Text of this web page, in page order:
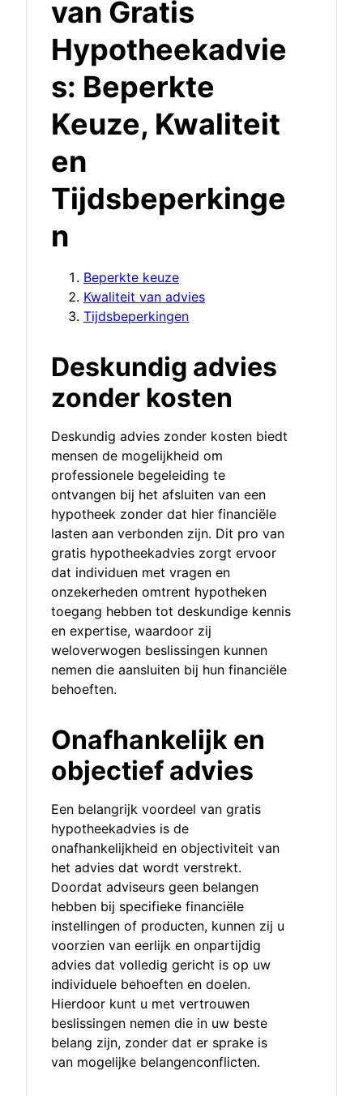
van Gratis
Hypotheekadvie
s: Beperkte
Keuze, Kwaliteit
en
Tijdsbeperkinge
n
Beperkte keuze
Kwaliteit van advies
Tijdsbeperkingen
Deskundig advies
zonder kosten
Deskundig advies zonder kosten biedt
mensen de mogelijkheid om
professionele begeleiding te
ontvangen bij het afsluiten van een
hypotheek zonder dat hier financiële
lasten aan verbonden zijn. Dit pro van
gratis hypotheekadvies zorgt ervoor
dat individuen met vragen en
onzekerheden omtrent hypotheken
toegang hebben tot deskundige kennis
en expertise, waardoor zij
weloverwogen beslissingen kunnen
nemen die aansluiten bij hun financiële
behoeften.
Onafhankelijk en
objectief advies
Een belangrijk voordeel van gratis
hypotheekadvies is de
onafhankelijkheid en objectiviteit van
het advies dat wordt verstrekt.
Doordat adviseurs geen belangen
hebben bij specifieke financiële
instellingen of producten, kunnen zij u
voorzien van eerlijk en onpartijdig
advies dat volledig gericht is op uw
individuele behoeften en doelen.
Hierdoor kunt u met vertrouwen
beslissingen nemen die in uw beste
belang zijn, zonder dat er sprake is
van mogelijke belangenconflicten.